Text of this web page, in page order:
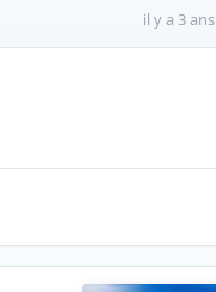
il y a 3 ans